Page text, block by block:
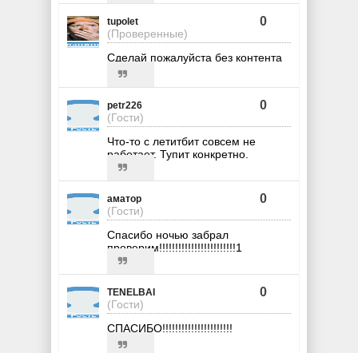
tupolet
(Проверенные)
0
Сделай пожалуйста без контента
petr226
(Гости)
0
Что-то с летитбит совсем не
работает. Тупит конкретно.
аматор
(Гости)
0
Спасибо ночью забрал
проверим!!!!!!!!!!!!!!!!!!!!!!!!1
TENELBAI
(Гости)
0
СПАСИБО!!!!!!!!!!!!!!!!!!!!!!